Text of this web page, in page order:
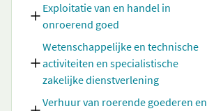
Exploitatie van en handel in
onroerend goed
Wetenschappelijke en technische
activiteiten en specialistische
zakelijke dienstverlening
Verhuur van roerende goederen en